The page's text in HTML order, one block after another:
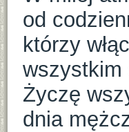
od
którzy
wszystkim
Życzę
dnia